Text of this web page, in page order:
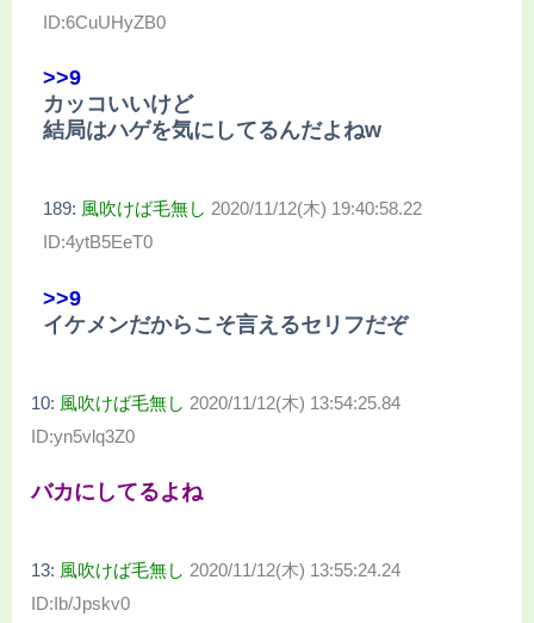
ID:6CuUHyZB0
>>9
カッコいいけど
結局はハゲを気にしてるんだよねw
189: 風吹けば毛無し 2020/11/12(木) 19:40:58.22
ID:4ytB5EeT0
>>9
イケメンだからこそ言えるセリフだぞ
10: 風吹けば毛無し 2020/11/12(木) 13:54:25.84
ID:yn5vlq3Z0
バカにしてるよね
13: 風吹けば毛無し 2020/11/12(木) 13:55:24.24
ID:Ib/Jpskv0